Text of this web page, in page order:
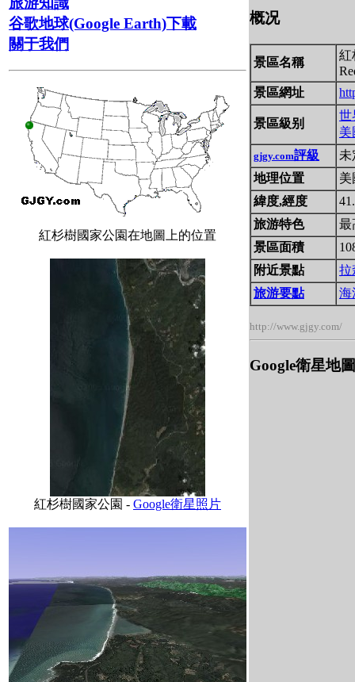
谷歌地球(Google Earth)下載
關于我們
紅杉樹國家公園在地圖上的位置
紅杉樹國家公園 - Google衛星照片
概况
景區名稱
紅
景區網址
景區級别
世
美
gjgy.com評級
未
地理位置
美
緯度,經度
旅游特色
最
景區面積
附近景點
拉
旅游要點
海
http://www.gjgy.com/
Google衛星地圖